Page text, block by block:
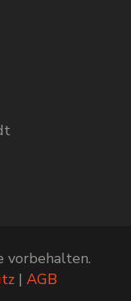
vorbehalten.
| AGB